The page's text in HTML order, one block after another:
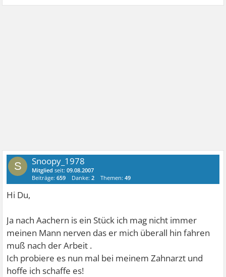
S Snoopy_1978
Mitglied seit:09.08.2007
Beiträge:659 Danke:2 Themen:49
Hi Du,
Ja nach Aachern is ein Stück ich mag nicht immer
meinen Mann nerven das er mich überall hin fahren
muß nach der Arbeit .
Ich probiere es nun mal bei meinem Zahnarzt und
hoffe ich schaffe es!